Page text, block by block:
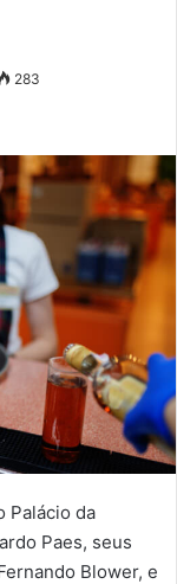
283
Palácio da
Paes, seus
Blower, e